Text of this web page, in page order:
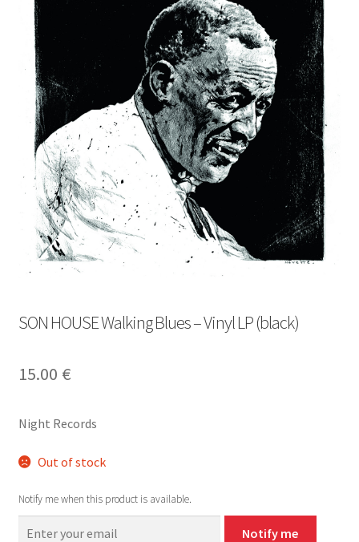
SON HOUSE Walking Blues – Vinyl LP (black)
15.00 €
Night Records
Out of stock
Notify me when this product is available.
Notify me